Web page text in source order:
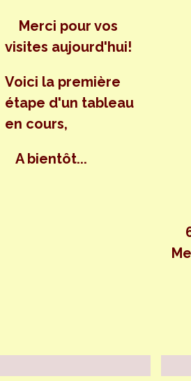
Merci pour vos
visites aujourd'hui!
Voici la première
étape d'un tableau
en cours,
A bientôt...